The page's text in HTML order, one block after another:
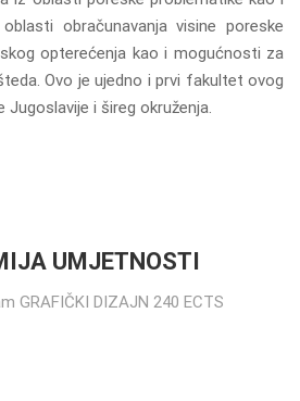
obračunavanja visine poreske
opterećenja kao i mogućnosti za
Ovo je ujedno i prvi fakultet ovog
i šireg okruženja.
UMJETNOSTI
GRAFIČKI DIZAJN 240 ECTS